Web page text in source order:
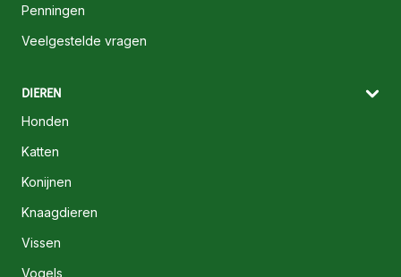
Penningen
Veelgestelde vragen
DIEREN
Honden
Katten
Konijnen
Knaagdieren
Vissen
Vogels